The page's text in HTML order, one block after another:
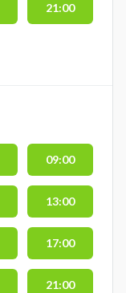
21:00
09:00
13:00
17:00
21:00